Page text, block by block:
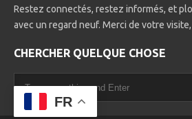
Restez connectés, restez informés, et
avec un regard neuf. Merci de votre
CHERCHER QUELQUE CHOSE
FR